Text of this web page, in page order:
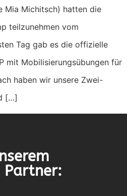
Mia Michitsch) hatten die
teilzunehmen vom
Tag gab es die offizielle
mit Mobilisierungsübungen für
haben wir unsere Zwei-
[…]
Partner: